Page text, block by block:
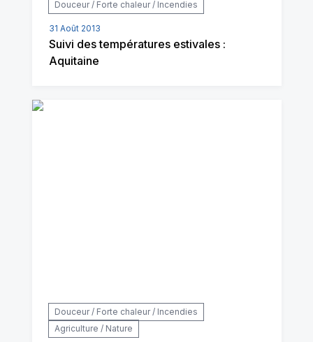
Douceur / Forte chaleur / Incendies
31 Août 2013
Suivi des températures estivales :
Aquitaine
Douceur / Forte chaleur / Incendies
Agriculture / Nature